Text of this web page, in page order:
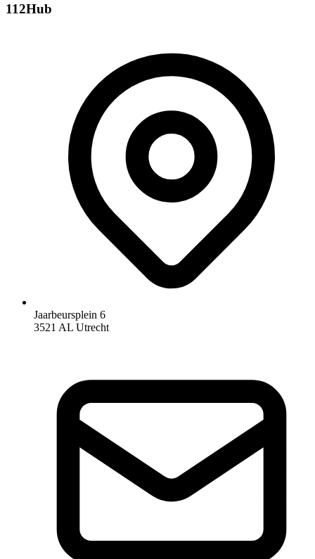
112Hub
Jaarbeursplein 6
3521 AL Utrecht